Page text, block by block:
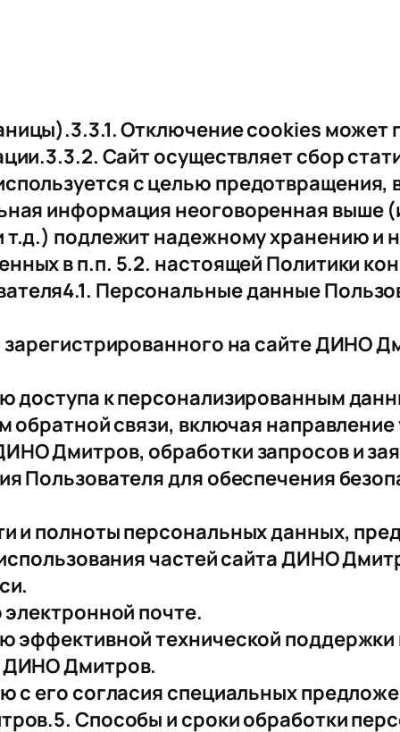
Отключение cookies может
Сайт осуществляет сбор
с целью предотвращения,
информация неоговоренная выше
подлежит надежному хранению и
в п.п. 5.2. настоящей Политики
Персональные данные
зарегистрированного на сайте ДИНО
доступа к персонализированным
обратной связи, включая
Дмитров, обработки запросов и
Пользователя для обеспечения
и полноты персональных данных,
частей сайта ДИНО
почте.
эффективной технической
ДИНО Дмитров.
с его согласия специальных
Способы и сроки обработки